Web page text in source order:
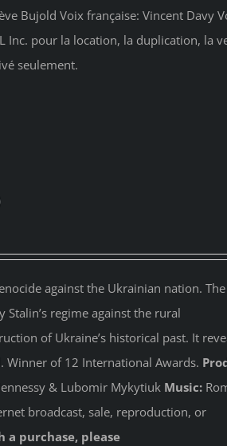
Bujold Voix française: Vincent Davy
Inc. pour la location, la duplication, la
seulement.
against the Ukrainian nation.
regime against the rural
of Ukraine’s historical past. It
Winner of 12 International Awards.
& Lubomir Mykytiuk Music:
broadcast, sale, reproduction, or
a purchase, please